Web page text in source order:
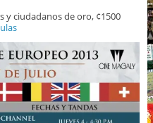
y ciudadanos de oro, ¢1500